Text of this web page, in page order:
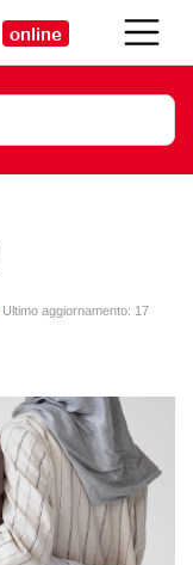
online
Ultimo aggiornamento: 17